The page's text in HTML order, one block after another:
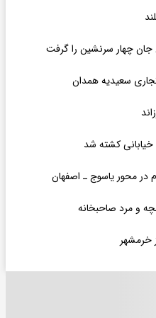
جان چهار سرنشین را گرفت
سعیدیه همدان
خیابانی کشته شد
و مرد صاحبخانه